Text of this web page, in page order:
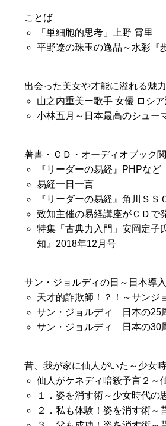
ことば
「単細胞的思考」上野 霄里
平野遼の珠玉の逸品～水彩『
出会った美女や才能に溢れる魅
山之内重美ー歌手 女優 ロシ
小林五月～日本最高のシュー
著書・ＣＤ・オーディオブック
『リーダーの易経』PHPなど
易経一日一言
『リーダーの易経』角川ＳＳ
致知主催の易経講座がＣＤで
特集「古典力入門」安岡定子
知』2018年12月号
サン・ジョルディの日～日本導
天才的詐欺師！？！～サンジ
サン・ジョルディ 日本の25
サン・ジョルディ 日本の30
昔、我が家に仙人がいた～少女
仙人がケネディ暗殺予言２～
１．姿を消す術～少女時代の
２．私も体験！姿を消す術～